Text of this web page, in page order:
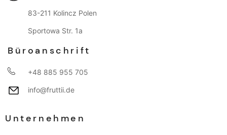
83-211 Kolincz Polen
Sportowa Str. 1a
Büroanschrift
+48 885 955 705
info@fruttii.de
Unternehmen